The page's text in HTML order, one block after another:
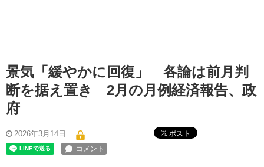
景気「緩やかに回復」 各論は前月判
断を据え置き 2月の月例経済報告、政
府
2026年3月14日 ポスト